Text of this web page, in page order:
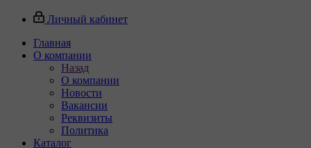
Личный кабинет
Главная
О компании
Назад
О компании
Новости
Вакансии
Реквизиты
Политика
Каталог